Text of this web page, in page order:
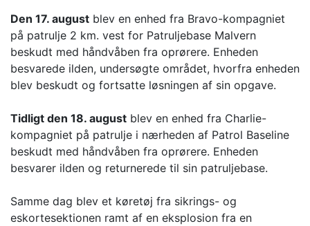
Den 17. august blev en enhed fra Bravo-kompagniet
på patrulje 2 km. vest for Patruljebase Malvern
beskudt med håndvåben fra oprørere. Enheden
besvarede ilden, undersøgte området, hvorfra enheden
blev beskudt og fortsatte løsningen af sin opgave.
Tidligt den 18. august blev en enhed fra Charlie-
kompagniet på patrulje i nærheden af Patrol Baseline
beskudt med håndvåben fra oprørere. Enheden
besvarer ilden og returnerede til sin patruljebase.
Samme dag blev et køretøj fra sikrings- og
eskortesektionen ramt af en eksplosion fra en